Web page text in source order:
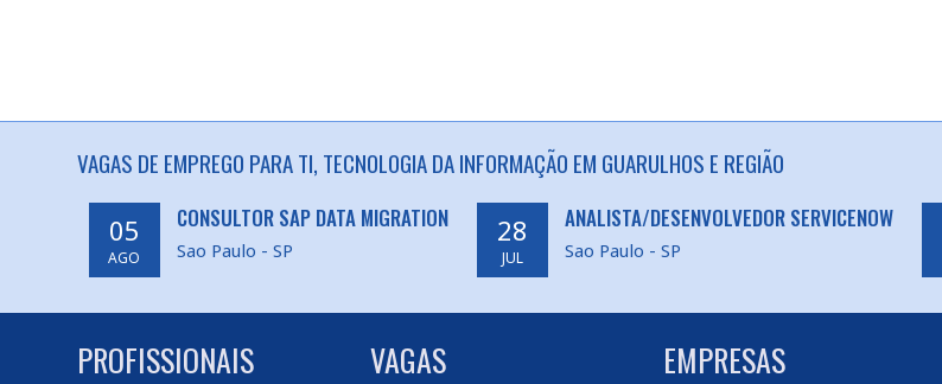
VAGAS DE EMPREGO PARA TI, TECNOLOGIA DA INFORMAÇÃO EM GUARULHOS E REGIÃO
05
AGO
CONSULTOR SAP DATA MIGRATION
Sao Paulo - SP
28
JUL
ANALISTA/DESENVOLVEDOR SERVICENOW
Sao Paulo - SP
PROFISSIONAIS VAGAS EMPRESAS